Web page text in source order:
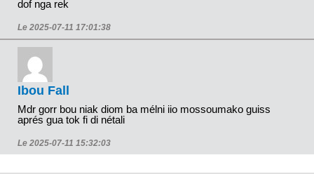
dof nga rek
Le 2025-07-11 17:01:38
Ibou Fall
Mdr gorr bou niak diom ba mélni iio mossoumako guiss
aprés gua tok fi di nétali
Le 2025-07-11 15:32:03